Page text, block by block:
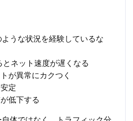
うな状況を経験しているな
とネット速度が遅くなる
が異常にカクつく
定
低下する